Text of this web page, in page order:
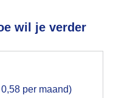
wil je verder
0,58 per maand)
voor het